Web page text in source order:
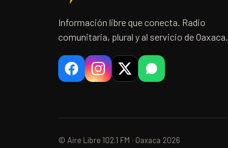
Información libre que conecta. Radio
comunitaria, plural y al servicio de Oaxaca.
© Aire Libre 102.1 FM · Oaxaca 2026